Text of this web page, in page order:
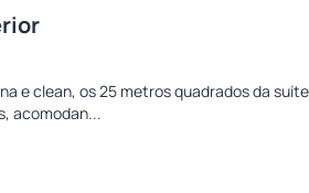
e clean, os 25 metros quadrados da
acomodan...